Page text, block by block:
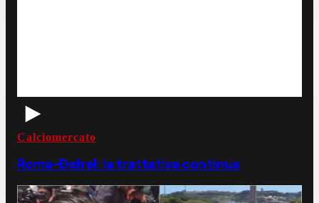
Calciomercato
Roma-Defrel: la trattativa continua